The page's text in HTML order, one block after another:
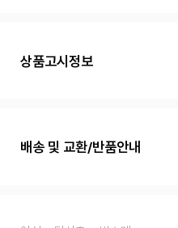
상품고시정보
배송 및 교환/반품안내